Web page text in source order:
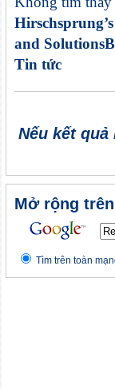
and
Tin tức
Nếu kết
Mở rộng
Tìm trên toàn